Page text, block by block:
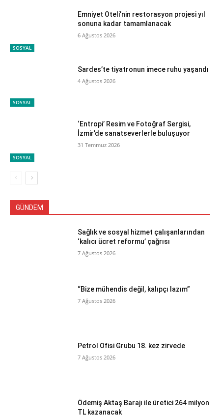
SOSYAL
Emniyet Oteli’nin restorasyon projesi yıl
sonuna kadar tamamlanacak
6 Ağustos 2026
SOSYAL
Sardes’te tiyatronun imece ruhu yaşandı
4 Ağustos 2026
SOSYAL
‘Entropi’ Resim ve Fotoğraf Sergisi,
İzmir’de sanatseverlerle buluşuyor
31 Temmuz 2026
GÜNDEM
Sağlık ve sosyal hizmet çalışanlarından
‘kalıcı ücret reformu’ çağrısı
7 Ağustos 2026
“Bize mühendis değil, kalıpçı lazım”
7 Ağustos 2026
Petrol Ofisi Grubu 18. kez zirvede
7 Ağustos 2026
Ödemiş Aktaş Barajı ile üretici 264 milyon
TL kazanacak